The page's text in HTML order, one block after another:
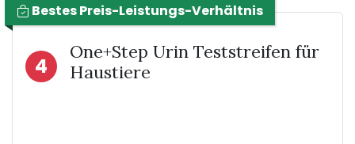
Bestes Preis-Leistungs-Verhältnis
4
One+Step Urin Teststreifen für
Haustiere